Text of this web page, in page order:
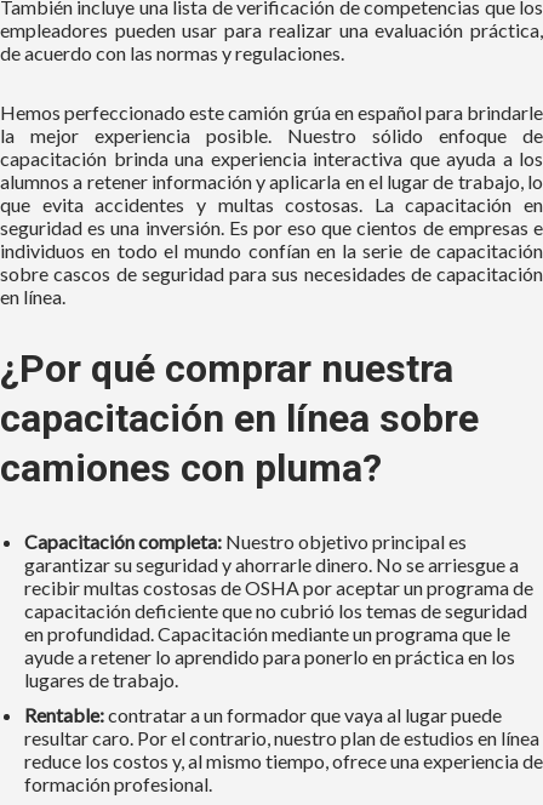
También incluye una lista de verificación de competencias que los
empleadores pueden usar para realizar una evaluación práctica,
de acuerdo con las normas y regulaciones.
Hemos perfeccionado estecamión grúaen español para brindarle
la mejor experiencia posible. Nuestro sólido enfoque de
capacitación brinda una experiencia interactiva que ayuda a los
alumnos a retener información y aplicarla en el lugar de trabajo, lo
que evita accidentes y multas costosas. La capacitación en
seguridad es una inversión. Es por eso que cientos de empresas e
individuos en todo el mundo confían en la serie de capacitación
sobre cascos de seguridad para sus necesidades de capacitación
en línea.
¿Por qué comprar nuestra
capacitación en línea sobre
camiones con pluma?
Capacitación completa: Nuestro objetivo principal es
garantizar su seguridad y ahorrarle dinero. No se arriesgue a
recibir multas costosas de OSHA por aceptar un programa de
capacitación deficiente que no cubrió los temas de seguridad
en profundidad. Capacitación mediante un programa que le
ayude a retener lo aprendido para ponerlo en práctica en los
lugares de trabajo.
Rentable:contratar a un formador que vaya al lugar puede
resultar caro. Por el contrario, nuestro plan de estudios en línea
reduce los costos y, al mismo tiempo, ofrece una experiencia de
formación profesional.